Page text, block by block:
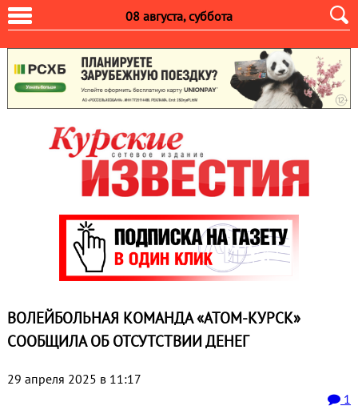
08 августа, суббота
ВОЛЕЙБОЛЬНАЯ КОМАНДА «АТОМ-КУРСК»
СООБЩИЛА ОБ ОТСУТСТВИИ ДЕНЕГ
29 апреля 2025 в 11:17
1